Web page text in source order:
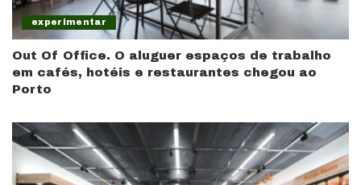
experimentar
Out Of Office. O aluguer espaços de trabalho
em cafés, hotéis e restaurantes chegou ao
Porto